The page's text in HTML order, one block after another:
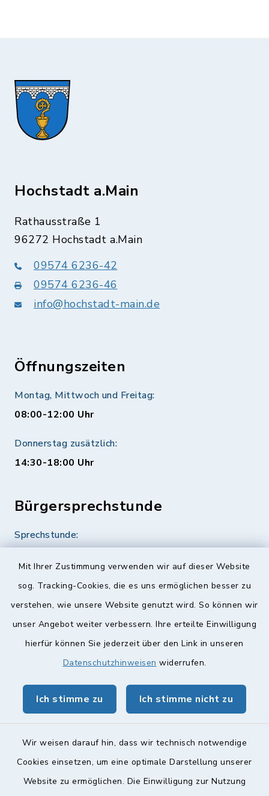
Mit Ihrer Zustimmung verwenden wir auf dieser Website
sog. Tracking-Cookies, die es uns ermöglichen besser zu
verstehen, wie unsere Website genutzt wird. So können wir
unser Angebot weiter verbessern. Ihre erteilte Einwilligung
hierfür können Sie jederzeit über den Link in unseren
Datenschutzhinweisen widerrufen.
Ich stimme zu Ich stimme nicht zu
Wir weisen darauf hin, dass wir technisch notwendige
Cookies einsetzen, um eine optimale Darstellung unserer
Website zu ermöglichen. Die Einwilligung zur Nutzung
Hochstadt a.Main
Rathausstraße 1
96272 Hochstadt a.Main
09574 6236-42
09574 6236-46
info@hochstadt-main.de
Öffnungszeiten
Montag, Mittwoch und Freitag:
08:00-12:00 Uhr
Donnerstag zusätzlich:
14:30-18:00 Uhr
Bürgersprechstunde
Sprechstunde:
Quicklinks
Landkreis Lichtenfels
geoPortal Lichtenfels